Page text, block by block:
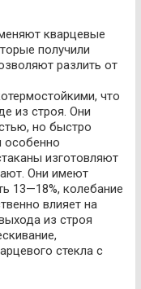
кварцевые
получили
разлить от
что
из строя. Они
но быстро
особенно
изготовляют
Они имеют
13—18%, колебание
влияет на
из строя
стекла с